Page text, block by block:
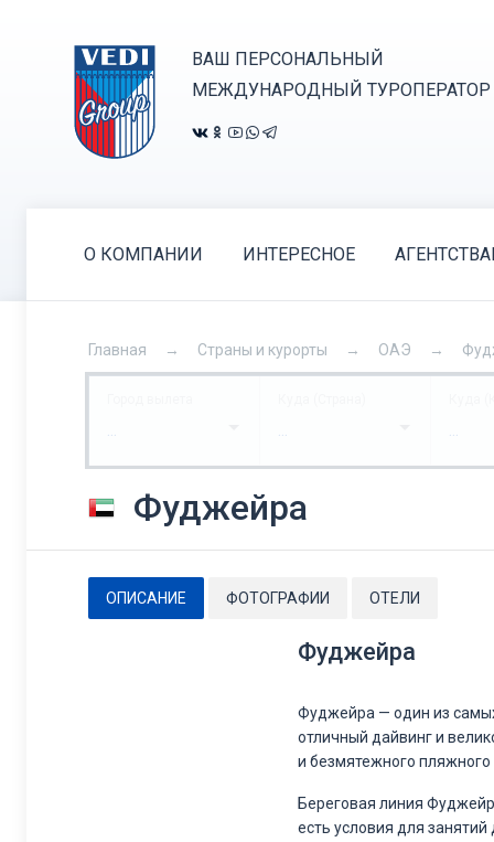
ВАШ ПЕРСОНАЛЬНЫЙ
МЕЖДУНАРОДНЫЙ ТУРОПЕРАТОР
О КОМПАНИИ ИНТЕРЕСНОЕ
Главная Страны и курорты ОАЭ
... ... ...
Фуджейра
ОПИСАНИЕ ФОТОГРАФИИ ОТЕЛИ
Фуджейра
Фуджейра — один из
отличный дайвинг и
и безмятежного пляжного
Береговая линия
есть условия для